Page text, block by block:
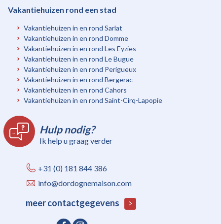
Vakantiehuizen rond een stad
Vakantiehuizen in en rond Sarlat
Vakantiehuizen in en rond Domme
Vakantiehuizen in en rond Les Eyzies
Vakantiehuizen in en rond Le Bugue
Vakantiehuizen in en rond Perigueux
Vakantiehuizen in en rond Bergerac
Vakantiehuizen in en rond Cahors
Vakantiehuizen in en rond Saint-Cirq-Lapopie
Hulp nodig?
Ik help u graag verder
+31 (0) 181 844 386
info@dordognemaison.com
meer contactgegevens